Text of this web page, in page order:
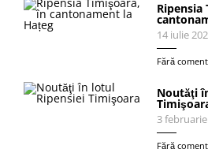
Ripensia
14 iulie
Fără
Noutăţi
3
Fără